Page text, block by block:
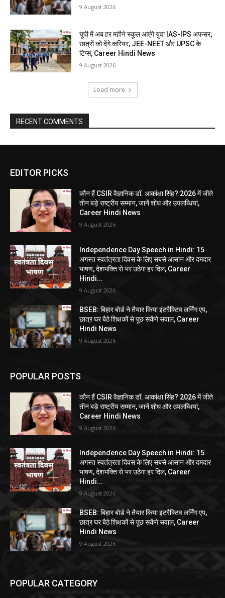
9 August 2026
यूपी में अब हर महीने स्कूल आएंगे युवा IAS-IPS अफसर;
छात्रों को देंगे करियर, JEE-NEET और UPSC के
टिप्स, Career Hindi News
9 August 2026
Load more
RECENT COMMENTS
EDITOR PICKS
कौन हैं CSIR वैज्ञानिक डॉ. आकांक्षा सिंह? 2026 में जीते
तीन बड़े राष्ट्रीय सम्मान, जानें शोध और उपलब्धियां,
Career Hindi News
9 August 2026
Independence Day Speech in Hindi: 15
अगस्त स्वतंत्रता दिवस के लिए सबसे आसान और दमदार
भाषण, देशभक्ति से भर उठेगा हर दिल, Career
Hindi...
9 August 2026
BSEB: बिहार बोर्ड ने तैयार किया इंटरैक्टिव लर्निंग एप,
छात्र घर बैठे शिक्षकों से पूछ सकेंगे सवाल, Career
Hindi News
9 August 2026
POPULAR POSTS
कौन हैं CSIR वैज्ञानिक डॉ. आकांक्षा सिंह? 2026 में जीते
तीन बड़े राष्ट्रीय सम्मान, जानें शोध और उपलब्धियां,
Career Hindi News
9 August 2026
Independence Day Speech in Hindi: 15
अगस्त स्वतंत्रता दिवस के लिए सबसे आसान और दमदार
भाषण, देशभक्ति से भर उठेगा हर दिल, Career
Hindi...
9 August 2026
BSEB: बिहार बोर्ड ने तैयार किया इंटरैक्टिव लर्निंग एप,
छात्र घर बैठे शिक्षकों से पूछ सकेंगे सवाल, Career
Hindi News
9 August 2026
POPULAR CATEGORY